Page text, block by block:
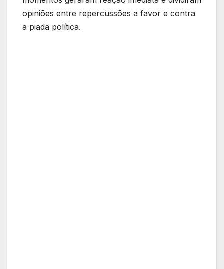
opiniões entre repercussões a favor e contra
a piada política.